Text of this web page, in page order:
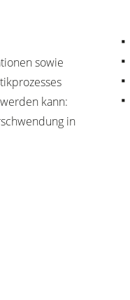
sowie
kann:
in